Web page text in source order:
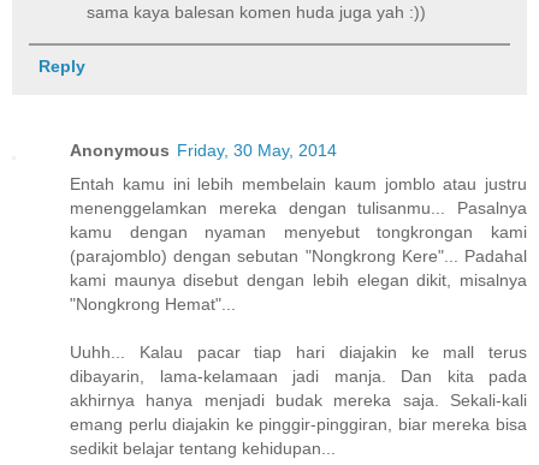
sama kaya balesan komen huda juga yah :))
Reply
Anonymous Friday, 30 May, 2014
Entah kamu ini lebih membelain kaum jomblo atau justru
menenggelamkan mereka dengan tulisanmu... Pasalnya
kamu dengan nyaman menyebut tongkrongan kami
(parajomblo) dengan sebutan "Nongkrong Kere"... Padahal
kami maunya disebut dengan lebih elegan dikit, misalnya
"Nongkrong Hemat"...
Uuhh... Kalau pacar tiap hari diajakin ke mall terus
dibayarin, lama-kelamaan jadi manja. Dan kita pada
akhirnya hanya menjadi budak mereka saja. Sekali-kali
emang perlu diajakin ke pinggir-pinggiran, biar mereka bisa
sedikit belajar tentang kehidupan...